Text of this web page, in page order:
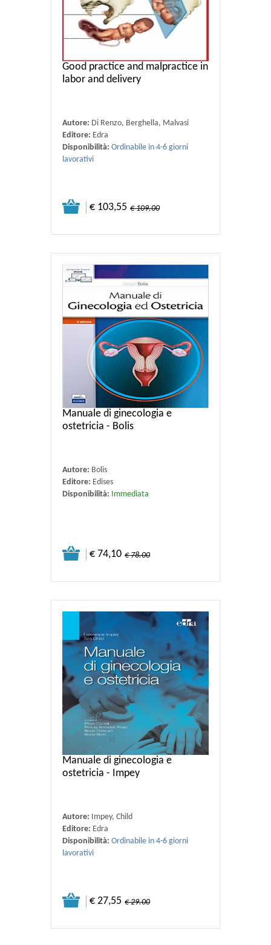
Good practice and malpractice in
labor and delivery
Autore: Di Renzo, Berghella, Malvasi
Editore: Edra
Disponibilità: Ordinabile in 4-6 giorni
lavorativi
€ 103,55 € 109.00
Manuale di ginecologia e
ostetricia - Bolis
Autore: Bolis
Editore: Edises
Disponibilità: Immediata
€ 74,10 € 78.00
Manuale di ginecologia e
ostetricia - Impey
Autore: Impey, Child
Editore: Edra
Disponibilità: Ordinabile in 4-6 giorni
lavorativi
€ 27,55 € 29.00